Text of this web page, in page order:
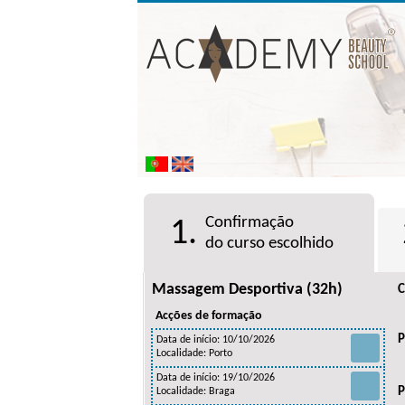
1. Confirmação
do curso escolhido
Massagem Desportiva (32h)
Acções de formação
Data de início: 10/10/2026
Localidade: Porto
Data de início: 19/10/2026
Localidade: Braga